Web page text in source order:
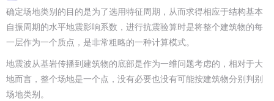
确定场地类别的目的是为了选用特征周期，从而求得相应于结构基本
自振周期的水平地震影响系数，进行抗震验算时是将整个建筑物的每
一层作为一个质点，是非常粗略的一种计算模式。
地震波从基岩传播到建筑物的底部是作为一维问题考虑的，相对于大
地而言，整个场地是一个点，没有必要也没有可能按建筑物分别判别
场地类别。